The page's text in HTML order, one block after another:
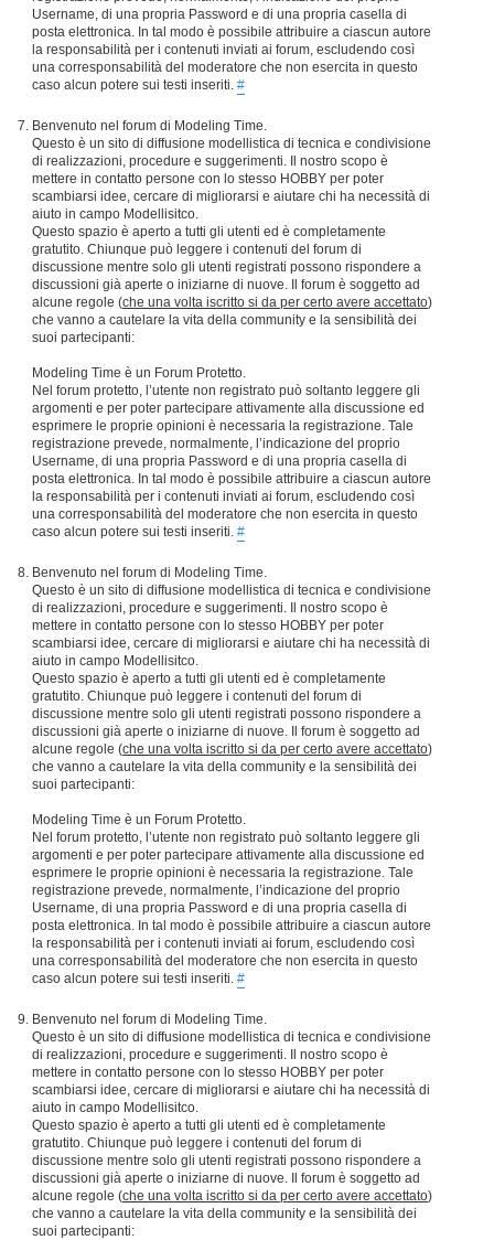
Username, di una propria Password e di una propria casella di
posta elettronica. In tal modo è possibile attribuire a ciascun autore
la responsabilità per i contenuti inviati ai forum, escludendo così
una corresponsabilità del moderatore che non esercita in questo
caso alcun potere sui testi inseriti. #
Benvenuto nel forum di Modeling Time.
Questo è un sito di diffusione modellistica di tecnica e condivisione
di realizzazioni, procedure e suggerimenti. Il nostro scopo è
mettere in contatto persone con lo stesso HOBBY per poter
scambiarsi idee, cercare di migliorarsi e aiutare chi ha necessità di
aiuto in campo Modellisitco.
Questo spazio è aperto a tutti gli utenti ed è completamente
gratutito. Chiunque può leggere i contenuti del forum di
discussione mentre solo gli utenti registrati possono rispondere a
discussioni già aperte o iniziarne di nuove. Il forum è soggetto ad
alcune regole (che una volta iscritto si da per certo avere accettato)
che vanno a cautelare la vita della community e la sensibilità dei
suoi partecipanti:
Modeling Time è un Forum Protetto.
Nel forum protetto, l’utente non registrato può soltanto leggere gli
argomenti e per poter partecipare attivamente alla discussione ed
esprimere le proprie opinioni è necessaria la registrazione. Tale
registrazione prevede, normalmente, l’indicazione del proprio
Username, di una propria Password e di una propria casella di
posta elettronica. In tal modo è possibile attribuire a ciascun autore
la responsabilità per i contenuti inviati ai forum, escludendo così
una corresponsabilità del moderatore che non esercita in questo
caso alcun potere sui testi inseriti. #
Benvenuto nel forum di Modeling Time.
Questo è un sito di diffusione modellistica di tecnica e condivisione
di realizzazioni, procedure e suggerimenti. Il nostro scopo è
mettere in contatto persone con lo stesso HOBBY per poter
scambiarsi idee, cercare di migliorarsi e aiutare chi ha necessità di
aiuto in campo Modellisitco.
Questo spazio è aperto a tutti gli utenti ed è completamente
gratutito. Chiunque può leggere i contenuti del forum di
discussione mentre solo gli utenti registrati possono rispondere a
discussioni già aperte o iniziarne di nuove. Il forum è soggetto ad
alcune regole (che una volta iscritto si da per certo avere accettato)
che vanno a cautelare la vita della community e la sensibilità dei
suoi partecipanti:
Modeling Time è un Forum Protetto.
Nel forum protetto, l’utente non registrato può soltanto leggere gli
argomenti e per poter partecipare attivamente alla discussione ed
esprimere le proprie opinioni è necessaria la registrazione. Tale
registrazione prevede, normalmente, l’indicazione del proprio
Username, di una propria Password e di una propria casella di
posta elettronica. In tal modo è possibile attribuire a ciascun autore
la responsabilità per i contenuti inviati ai forum, escludendo così
una corresponsabilità del moderatore che non esercita in questo
caso alcun potere sui testi inseriti. #
Benvenuto nel forum di Modeling Time.
Questo è un sito di diffusione modellistica di tecnica e condivisione
di realizzazioni, procedure e suggerimenti. Il nostro scopo è
mettere in contatto persone con lo stesso HOBBY per poter
scambiarsi idee, cercare di migliorarsi e aiutare chi ha necessità di
aiuto in campo Modellisitco.
Questo spazio è aperto a tutti gli utenti ed è completamente
gratutito. Chiunque può leggere i contenuti del forum di
discussione mentre solo gli utenti registrati possono rispondere a
discussioni già aperte o iniziarne di nuove. Il forum è soggetto ad
alcune regole (che una volta iscritto si da per certo avere accettato)
che vanno a cautelare la vita della community e la sensibilità dei
suoi partecipanti: